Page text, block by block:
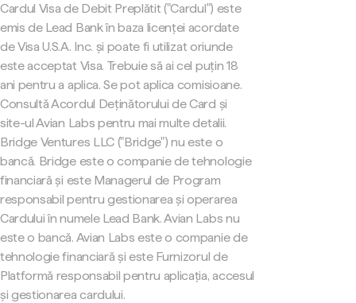
Cardul Visa de Debit Preplătit ("Cardul") este
emis de Lead Bank în baza licenței acordate
de Visa U.S.A. Inc. și poate fi utilizat oriunde
este acceptat Visa. Trebuie să ai cel puțin 18
ani pentru a aplica. Se pot aplica comisioane.
Consultă Acordul Deținătorului de Card și
site-ul Avian Labs pentru mai multe detalii.
Bridge Ventures LLC ("Bridge") nu este o
bancă. Bridge este o companie de tehnologie
financiară și este Managerul de Program
responsabil pentru gestionarea și operarea
Cardului în numele Lead Bank. Avian Labs nu
este o bancă. Avian Labs este o companie de
tehnologie financiară și este Furnizorul de
Platformă responsabil pentru aplicația, accesul
și gestionarea cardului.